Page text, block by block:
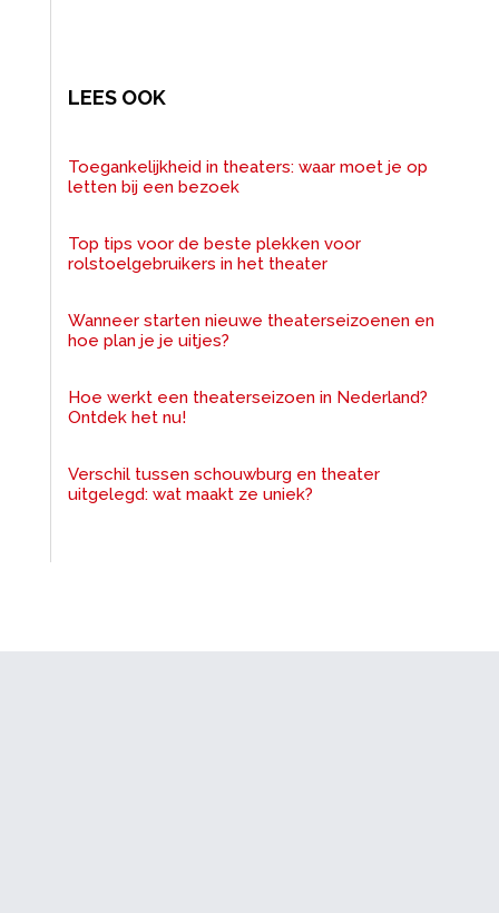
LEES OOK
Toegankelijkheid in theaters: waar moet je op
letten bij een bezoek
Top tips voor de beste plekken voor
rolstoelgebruikers in het theater
Wanneer starten nieuwe theaterseizoenen en
hoe plan je je uitjes?
Hoe werkt een theaterseizoen in Nederland?
Ontdek het nu!
Verschil tussen schouwburg en theater
uitgelegd: wat maakt ze uniek?